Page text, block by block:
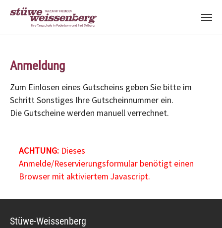
Anmeldung
Zum Einlösen eines Gutscheins geben Sie bitte im
Schritt Sonstiges Ihre Gutscheinnummer ein.
Die Gutscheine werden manuell verrechnet.
ACHTUNG:Dieses
Anmelde/Reservierungsformular benötigt einen
Browser mit aktiviertem Javascript.
Stüwe-Weissenberg